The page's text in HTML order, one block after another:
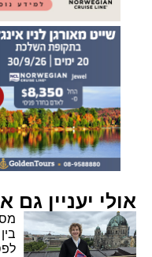
אולי יעניין גם